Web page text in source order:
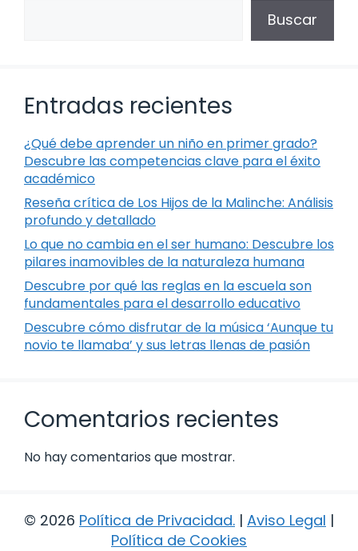
Buscar
Entradas recientes
¿Qué debe aprender un niño en primer grado?
Descubre las competencias clave para el éxito
académico
Reseña crítica de Los Hijos de la Malinche: Análisis
profundo y detallado
Lo que no cambia en el ser humano: Descubre los
pilares inamovibles de la naturaleza humana
Descubre por qué las reglas en la escuela son
fundamentales para el desarrollo educativo
Descubre cómo disfrutar de la música ‘Aunque tu
novio te llamaba’ y sus letras llenas de pasión
Comentarios recientes
No hay comentarios que mostrar.
© 2026 Política de Privacidad. | Aviso Legal |
Política de Cookies